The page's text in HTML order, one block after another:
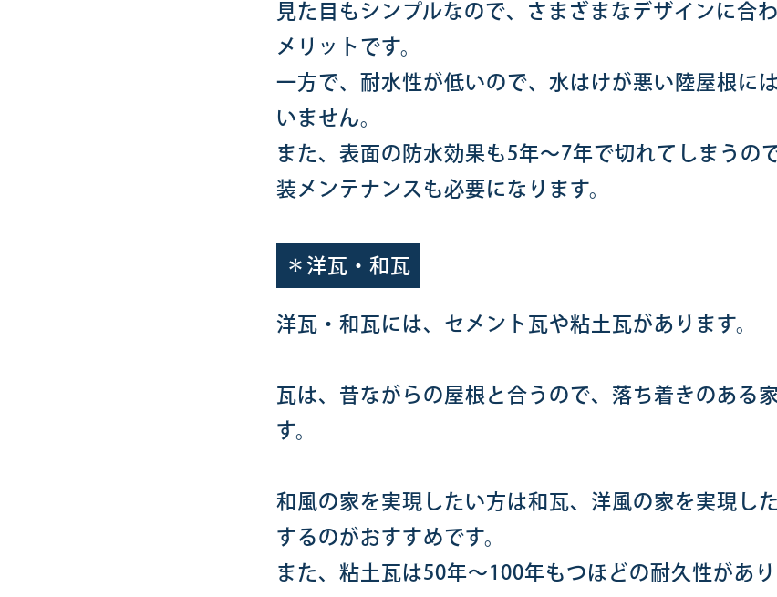
見た目もシンプルなので、さまざまなデザインに合
メリットです。
一方で、耐水性が低いので、水はけが悪い陸屋根に
いません。
また、表面の防水効果も5年～7年で切れてしまうの
装メンテナンスも必要になります。
＊洋瓦・和瓦
洋瓦・和瓦には、セメント瓦や粘土瓦があります。
瓦は、昔ながらの屋根と合うので、落ち着きのある
す。
和風の家を実現したい方は和瓦、洋風の家を実現し
するのがおすすめです。
また、粘土瓦は50年～100年もつほどの耐久性があ